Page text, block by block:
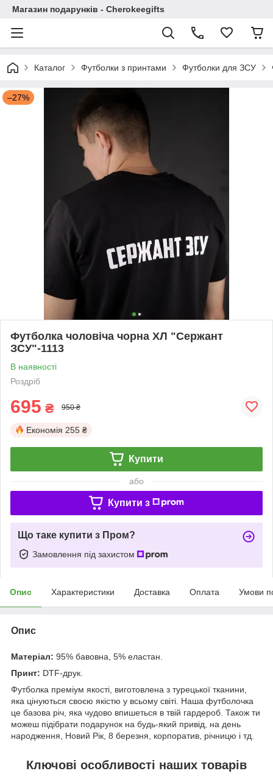
Магазин подарунків - Cherokeegifts
Каталог Футболки з принтами Футболки для ЗСУ
–27%
Футболка чоловіча чорна ХЛ "Сержант
ЗСУ"-1113
В наявності
Роздріб
695 ₴ 950 ₴
Економія 255 ₴
Купити
або
Купити з
Що таке купити з Пром?
Замовлення під захистом
Опис Характеристики Доставка Оплата Умови
Опис
Матеріал: 95% бавовна, 5% еластан.
Принт: DTF-друк.
Футболка преміум якості, виготовлена з турецької тканини,
яка цінуються своєю якістю у всьому світі. Наша футболочка
це базова річ, яка чудово впишеться в твій гардероб. Також ти
можеш підібрати подарунок на будь-який привід, на день
народження, Новий Рік, 8 березня, корпоратив, річницю і тд.
Ключові особливості наших товарів